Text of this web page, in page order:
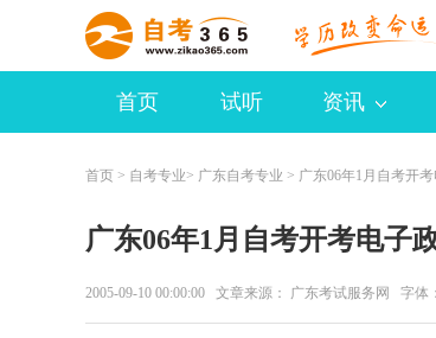
首页 试听 资讯
首页 > 自考专业> 广东自考专业 > 广东06年1月自考开
广东06年1月自考开考电子
2005-09-10 00:00:00 文章来源： 广东考试服务网 字体：